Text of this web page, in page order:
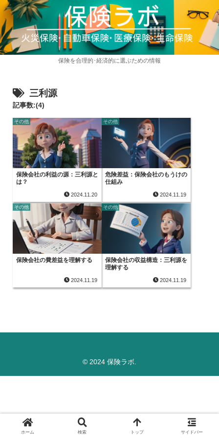
保険を合理的･経済的に選ぶための情報
三利源
記事数:(4)
その他
保険会社の利益の源：三利源と
は？
2024.11.20
その他
危険差益：保険会社のもうけの
仕組み
2024.11.19
その他
保険会社の費差益を理解する
2024.11.19
その他
保険会社の収益構造：三利源を
理解する
2024.11.19
© 2024 保険ラボ.
ホーム 検索 トップ サイドバー